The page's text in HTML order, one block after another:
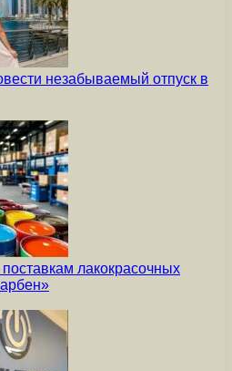
незабываемый отпуск в
лакокрасочных